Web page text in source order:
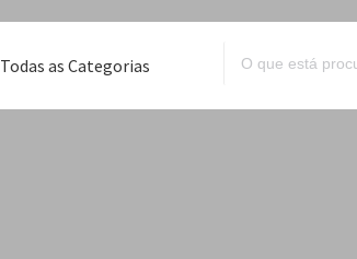
Todas as Categorias